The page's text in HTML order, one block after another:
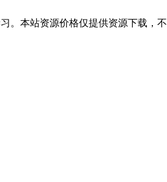
。本站资源价格仅提供资源下载，